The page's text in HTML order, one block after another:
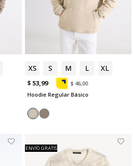
XS S M L XL
$ 53,99
$ 46,00
Hoodie Regular Básico
ENVÍO GRATIS